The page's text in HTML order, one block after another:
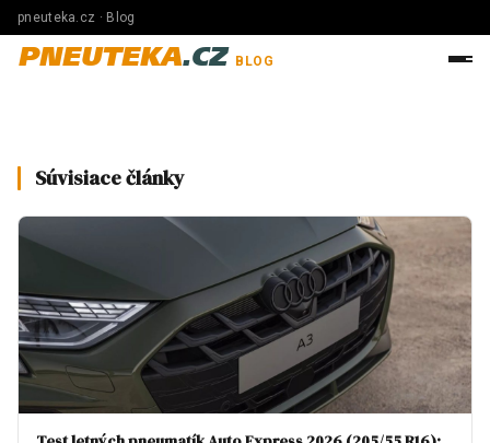
pneuteka.cz · Blog
PNEUTEKA.CZ BLOG
Súvisiace články